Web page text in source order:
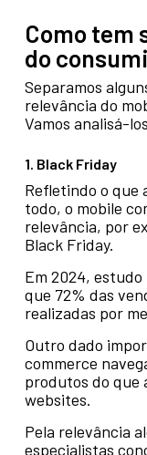
Como tem
do
Separamos
relevância do
Vamos analisá-
1. Black Friday
Refletindo o que
todo, o mobile
relevância, por
Black Friday.
Em 2024,
que 72% das
realizadas por
Outro dado
commerce
produtos do que
websites.
Pela relevância
especialistas